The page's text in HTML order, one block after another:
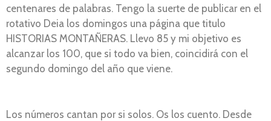
centenares de palabras. Tengo la suerte de publicar en el
rotativo Deia los domingos una página que titulo
HISTORIAS MONTAÑERAS. Llevo 85 y mi objetivo es
alcanzar los 100, que si todo va bien, coincidirá con el
segundo domingo del año que viene.
Los números cantan por si solos. Os los cuento. Desde